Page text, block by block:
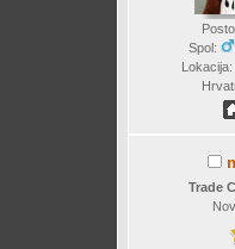
Spol:
Trade